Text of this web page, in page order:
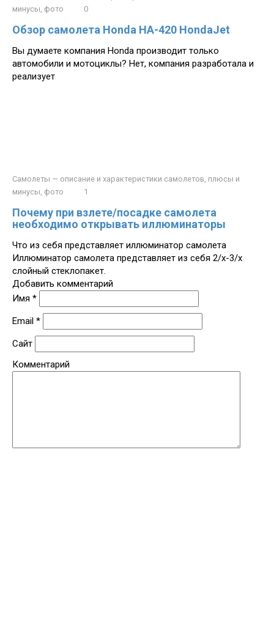
минусы, фото
0
Обзор самолета Honda HA-420 HondaJet
Вы думаете компания Honda производит только
автомобили и мотоциклы? Нет, компания разработала и
реализует
Самолеты — описание и характеристики самолетов, плюсы и
минусы, фото
1
Почему при взлете/посадке самолета
необходимо открывать иллюминаторы
Что из себя представляет иллюминатор самолета
Иллюминатор самолета представляет из себя 2/х-3/х
слойный стеклопакет.
Добавить комментарий
Имя *
Email *
Сайт
Комментарий